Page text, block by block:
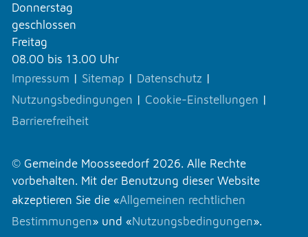
Donnerstag
geschlossen
Freitag
08.00 bis 13.00 Uhr
Impressum | Sitemap | Datenschutz |
Nutzungsbedingungen | Cookie-Einstellungen |
Barrierefreiheit
© Gemeinde Moosseedorf 2026. Alle Rechte
vorbehalten. Mit der Benutzung dieser Website
akzeptieren Sie die «Allgemeinen rechtlichen
Bestimmungen» und «Nutzungsbedingungen».